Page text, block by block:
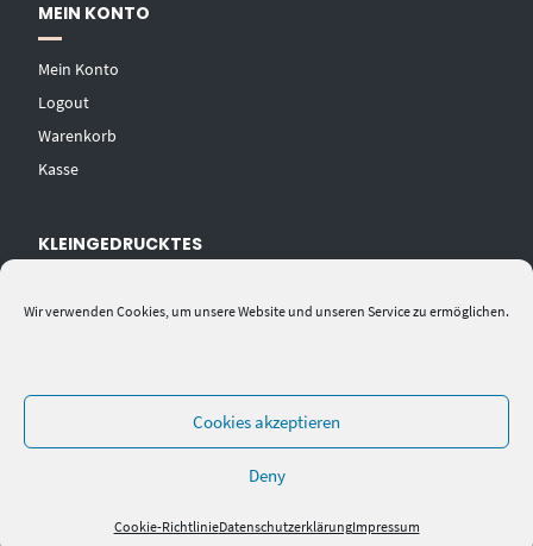
Wir verwenden Cookies, um unsere Website und unseren Service zu ermöglichen.
Cookies akzeptieren
Deny
Cookie-RichtlinieDatenschutzerklärungImpressum
MEIN KONTO
Mein Konto
Logout
Warenkorb
Kasse
KLEINGEDRUCKTES
Impressum